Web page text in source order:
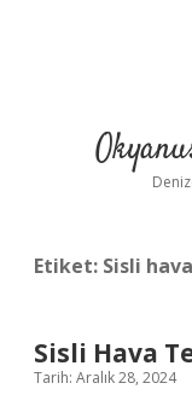
Etiket: Sisli
Sisli Hava
Tarih: Aralık 28, 2024